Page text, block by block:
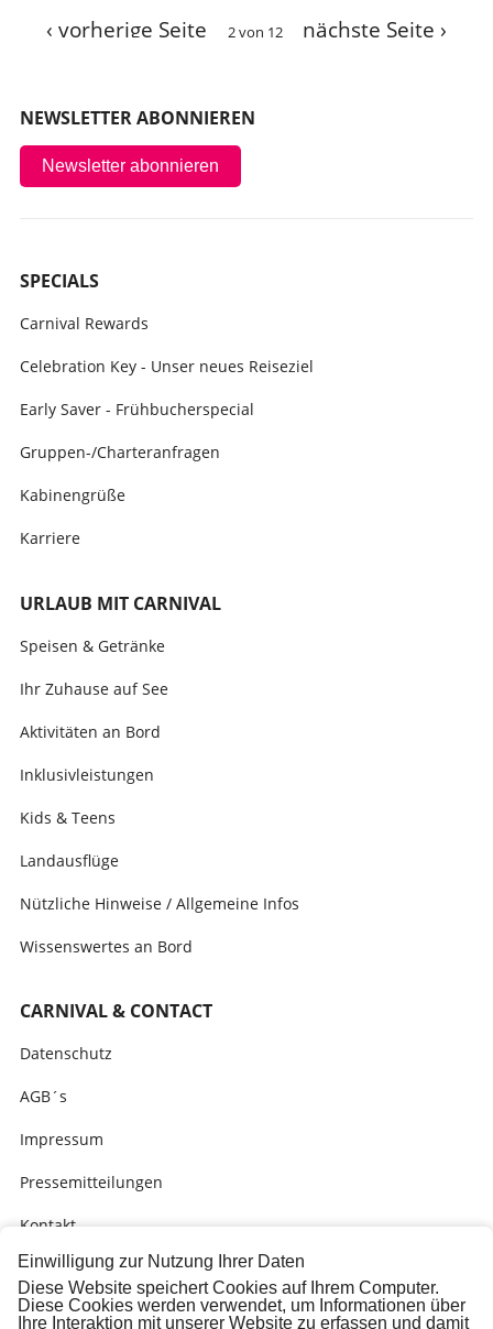
‹ vorherige Seite 2 von 12 nächste Seite ›
NEWSLETTER ABONNIEREN
Newsletter abonnieren
SPECIALS
Carnival Rewards
Celebration Key - Unser neues Reiseziel
Early Saver - Frühbucherspecial
Gruppen-/Charteranfragen
Kabinengrüße
Karriere
URLAUB MIT CARNIVAL
Speisen & Getränke
Ihr Zuhause auf See
Aktivitäten an Bord
Inklusivleistungen
Kids & Teens
Landausflüge
Nützliche Hinweise / Allgemeine Infos
Wissenswertes an Bord
CARNIVAL & CONTACT
Datenschutz
AGB´s
Impressum
Pressemitteilungen
Kontakt
Bitte um Rückruf
Carnival Online Check-In
Einwilligung zur Nutzung Ihrer Daten
Diese Website speichert Cookies auf Ihrem Computer.
Diese Cookies werden verwendet, um Informationen über
Ihre Interaktion mit unserer Website zu erfassen und damit